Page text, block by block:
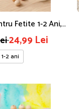
Fetite 1-2 Ani,
Text It's A Girl,
Roz Fucsia
24,99 Lei
1-2 ani